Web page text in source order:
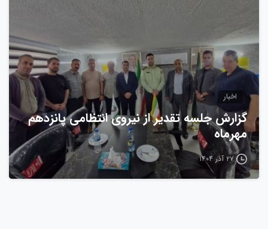
اخبار
گزارش جلسه تقدیر از نیروی انتظامی پانزدهم
مهرماه
۲۷ آذر ۱۴۰۴